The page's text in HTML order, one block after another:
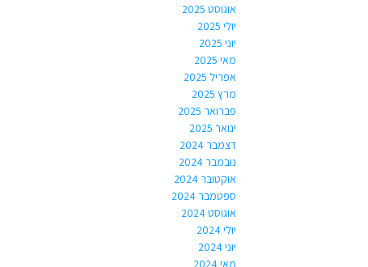
אוגוסט 2025
יולי 2025
יוני 2025
מאי 2025
אפריל 2025
מרץ 2025
פברואר 2025
ינואר 2025
דצמבר 2024
נובמבר 2024
אוקטובר 2024
ספטמבר 2024
אוגוסט 2024
יולי 2024
יוני 2024
מאי 2024